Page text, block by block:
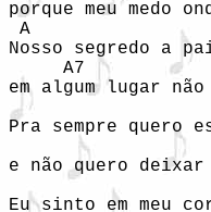
porque meu medo
A
Nosso segredo a
A7
em algum lugar
Pra sempre
e não quero
Eu sinto em meu